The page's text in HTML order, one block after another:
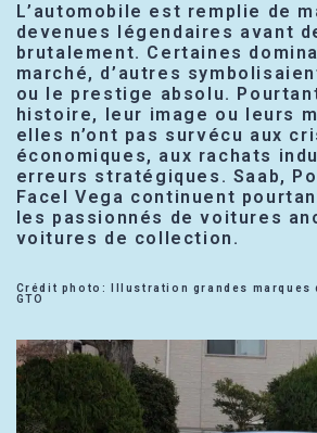
L’automobile est remplie de
devenues légendaires avant
brutalement. Certaines
marché, d’autres
ou le prestige absolu.
histoire, leur image ou leurs
elles n’ont pas survécu aux
économiques, aux rachats
erreurs stratégiques. Saab,
Facel Vega continuent
les passionnés de voitures
voitures de collection.
Crédit photo: Illustration grandes marques
GTO